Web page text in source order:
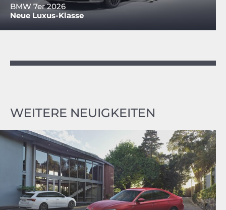
BMW 7er 2026
Neue Luxus-Klasse
WEITERE NEUIGKEITEN